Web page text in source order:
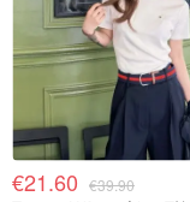
€21.60 €39.90